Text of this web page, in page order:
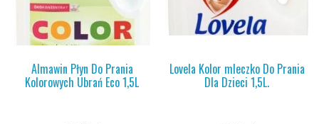
Almawin Płyn Do Prania
Kolorowych Ubrań Eco 1,5L
Lovela Kolor mleczko Do Prania
Dla Dzieci 1,5L.